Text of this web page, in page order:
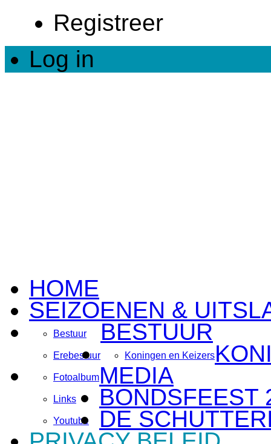
Registreer
Log in
HOME
SEIZOENEN &
BESTUUR
Bestuur
Erebestuur Koningen en Keizers
MEDIA
Fotoalbum
Links
Youtube
BONDSFEEST
DE